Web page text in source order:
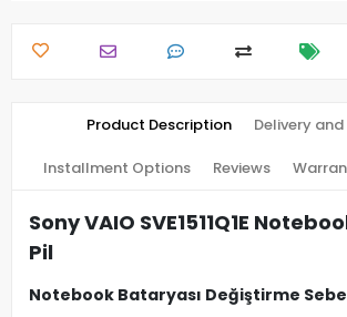
Product Description Delivery
Installment Options Reviews
Sony VAIO SVE1511Q1E
Pil
Notebook Bataryası Değiştirme